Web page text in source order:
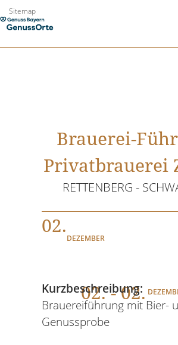
Zum
Inhalt
Sitemap
Brauerei-
Privatbrauerei
RETTENBERG -
02.
DEZEMBER
02. - 02.
Kurzbeschreibung:
Brauereiführung mit Bier-
Genussprobe